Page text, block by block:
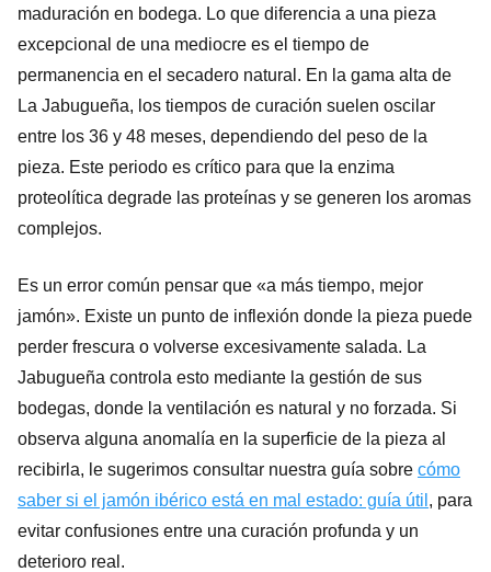
maduración en bodega. Lo que diferencia a una pieza
excepcional de una mediocre es el tiempo de
permanencia en el secadero natural. En la gama alta de
La Jabugueña, los tiempos de curación suelen oscilar
entre los 36 y 48 meses, dependiendo del peso de la
pieza. Este periodo es crítico para que la enzima
proteolítica degrade las proteínas y se generen los aromas
complejos.
Es un error común pensar que «a más tiempo, mejor
jamón». Existe un punto de inflexión donde la pieza puede
perder frescura o volverse excesivamente salada. La
Jabugueña controla esto mediante la gestión de sus
bodegas, donde la ventilación es natural y no forzada. Si
observa alguna anomalía en la superficie de la pieza al
recibirla, le sugerimos consultar nuestra guía sobre cómo
saber si el jamón ibérico está en mal estado: guía útil , para
evitar confusiones entre una curación profunda y un
deterioro real.